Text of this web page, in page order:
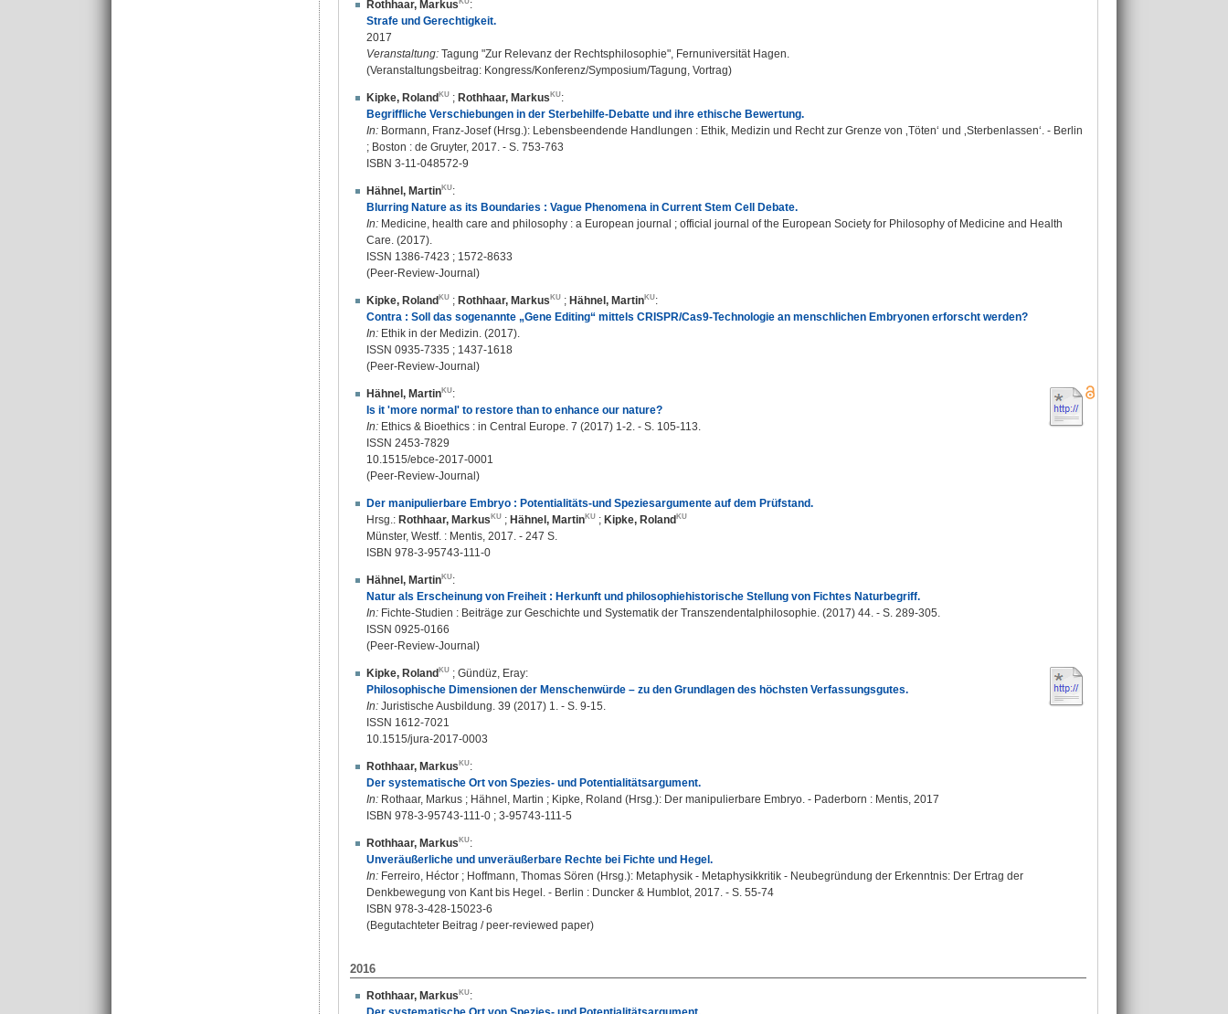
Rothhaar, Markus
:
Strafe und Gerechtigkeit.
2017
Veranstaltung: Tagung "Zur Relevanz der Rechtsphilosophie", Fernuniversität Hagen.
(Veranstaltungsbeitrag: Kongress/Konferenz/Symposium/Tagung, Vortrag)
Kipke, Roland ; Rothhaar, Markus
:
Begriffliche Verschiebungen in der Sterbehilfe-Debatte und ihre ethische Bewertung.
In: Bormann, Franz-Josef (Hrsg.): Lebensbeendende Handlungen : Ethik, Medizin und Recht zur Grenze von ‚Töten‘ und ‚Sterbenlassen‘. - Berlin
; Boston : de Gruyter, 2017. - S. 753-763
ISBN 3-11-048572-9
Hähnel, Martin
:
Blurring Nature as its Boundaries : Vague Phenomena in Current Stem Cell Debate.
In: Medicine, health care and philosophy : a European journal ; official journal of the European Society for Philosophy of Medicine and Health
Care. (2017).
ISSN 1386-7423 ; 1572-8633
(Peer-Review-Journal)
Kipke, Roland ; Rothhaar, Markus ; Hähnel, Martin
:
Contra : Soll das sogenannte „Gene Editing“ mittels CRISPR/Cas9-Technologie an menschlichen Embryonen erforscht werden?
In: Ethik in der Medizin. (2017).
ISSN 0935-7335 ; 1437-1618
(Peer-Review-Journal)
Hähnel, Martin
:
Is it 'more normal' to restore than to enhance our nature?
In: Ethics & Bioethics : in Central Europe. 7 (2017) 1-2. - S. 105-113.
ISSN 2453-7829
10.1515/ebce-2017-0001
(Peer-Review-Journal)
Der manipulierbare Embryo : Potentialitäts-und Speziesargumente auf dem Prüfstand.
Hrsg.: Rothhaar, Markus ; Hähnel, Martin ; Kipke, Roland
Münster, Westf. : Mentis, 2017. - 247 S.
ISBN 978-3-95743-111-0
Hähnel, Martin
:
Natur als Erscheinung von Freiheit : Herkunft und philosophiehistorische Stellung von Fichtes Naturbegriff.
In: Fichte-Studien : Beiträge zur Geschichte und Systematik der Transzendentalphilosophie. (2017) 44. - S. 289-305.
ISSN 0925-0166
(Peer-Review-Journal)
Kipke, Roland ; Gündüz, Eray:
Philosophische Dimensionen der Menschenwürde – zu den Grundlagen des höchsten Verfassungsgutes.
In: Juristische Ausbildung. 39 (2017) 1. - S. 9-15.
ISSN 1612-7021
10.1515/jura-2017-0003
Rothhaar, Markus
:
Der systematische Ort von Spezies- und Potentialitätsargument.
In: Rothaar, Markus ; Hähnel, Martin ; Kipke, Roland (Hrsg.): Der manipulierbare Embryo. - Paderborn : Mentis, 2017
ISBN 978-3-95743-111-0 ; 3-95743-111-5
Rothhaar, Markus
:
Unveräußerliche und unveräußerbare Rechte bei Fichte und Hegel.
In: Ferreiro, Héctor ; Hoffmann, Thomas Sören (Hrsg.): Metaphysik - Metaphysikkritik - Neubegründung der Erkenntnis: Der Ertrag der
Denkbewegung von Kant bis Hegel. - Berlin : Duncker & Humblot, 2017. - S. 55-74
ISBN 978-3-428-15023-6
(Begutachteter Beitrag / peer-reviewed paper)
2016
Rothhaar, Markus
: